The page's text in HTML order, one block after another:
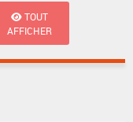
TOUT
AFFICHER